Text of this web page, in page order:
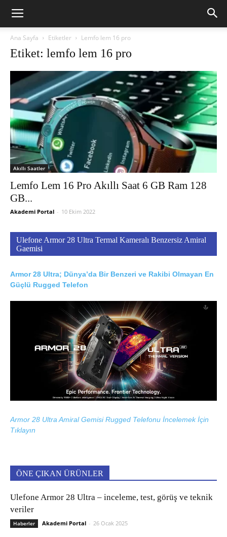
Ana Sayfa Etiketler Lemfo lem 16 pro
Etiket: lemfo lem 16 pro
Akıllı Saatler
Lemfo Lem 16 Pro Akıllı Saat 6 GB Ram 128
GB...
Akademi Portal - 10 Ekim 2022
Ulefone Armor 28 Ultra Termal Kameralı Benzersiz Amiral
Gaemisi
Armor 28 Ultra; Dünya’da Bir Benzeri ve Rakibi Olmayan En
Güçlü Rugged Telefon
Armor 28 Ultra Amiral Gemisi Rugged Telefonu İncelemek İçin
Tıklayın
ÖNE ÇIKAN ÜRÜNLER
Ulefone Armor 28 Ultra – inceleme, test, görüş ve teknik
veriler
Haberler Akademi Portal - 26 Ocak 2025